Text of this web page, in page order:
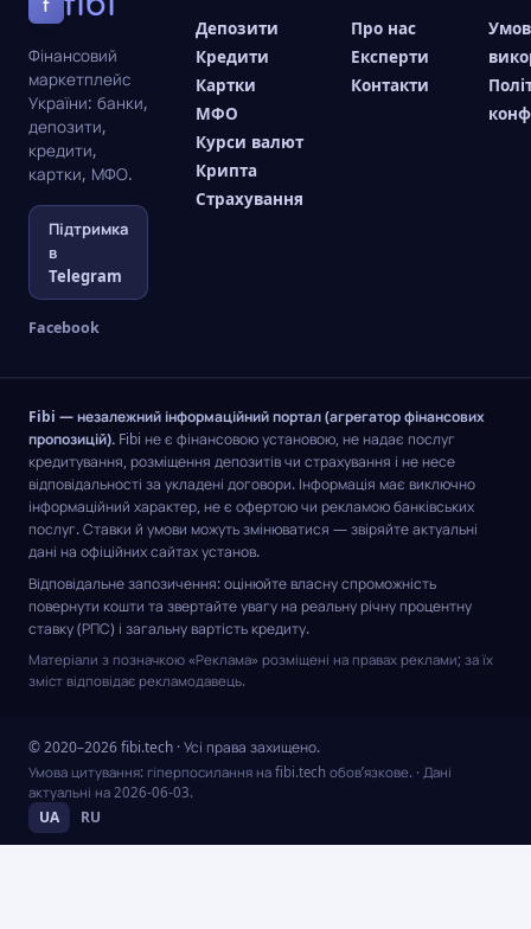
f
Фінансовий
маркетплейс
України: банки,
депозити,
кредити,
картки, МФО.
Підтримка
в
Telegram
Facebook
Депозити
Кредити
Картки
МФО
Курси валют
Крипта
Страхування
Про нас
Експерти
Контакти
Fibi — незалежний інформаційний портал (агрегатор фінансових
пропозицій). Fibi не є фінансовою установою, не надає послуг
кредитування, розміщення депозитів чи страхування і не несе
відповідальності за укладені договори. Інформація має виключно
інформаційний характер, не є офертою чи рекламою банківських
послуг. Ставки й умови можуть змінюватися — звіряйте актуальні
дані на офіційних сайтах установ.
Відповідальне запозичення: оцінюйте власну спроможність
повернути кошти та звертайте увагу на реальну річну процентну
ставку (РПС) і загальну вартість кредиту.
Матеріали з позначкою «Реклама» розміщені на правах реклами; за їх
зміст відповідає рекламодавець.
© 2020–2026 fibi.tech · Усі права захищено.
Умова цитування: гіперпосилання на fibi.tech обов’язкове. · Дані
актуальні на 2026-06-03.
UA RU